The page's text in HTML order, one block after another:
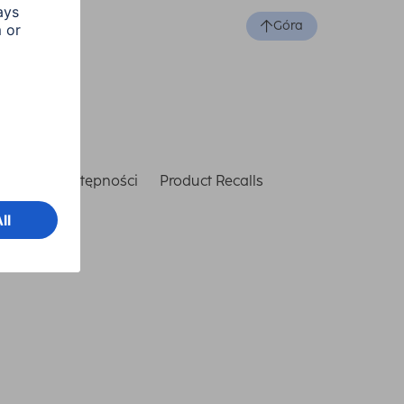
Góra
dostępności Product Recalls